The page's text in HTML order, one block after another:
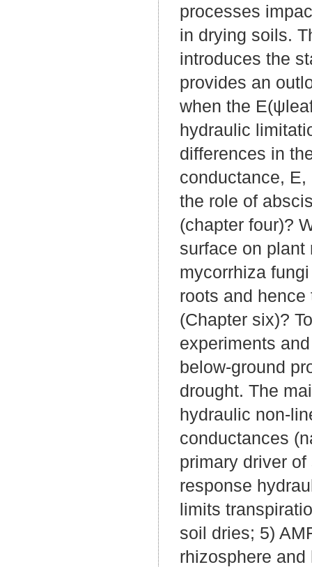
processes
in drying soils.
introduces the
provides an
when the
hydraulic
differences in
conductance,
the role of
(chapter four)?
surface on plant
mycorrhiza
roots and
(Chapter six)?
experiments
below-ground
drought. The
hydraulic non-
conductances
primary driver
response
limits
soil dries; 5)
rhizosphere